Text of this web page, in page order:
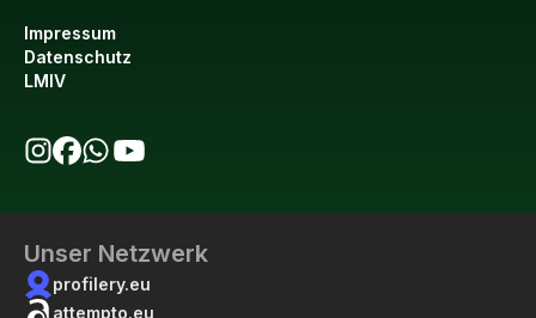
Impressum
Datenschutz
LMIV
Unser Netzwerk
profilery.eu
attempto.eu